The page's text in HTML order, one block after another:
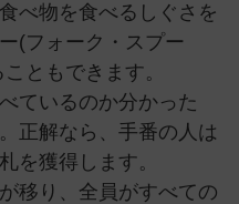
べ物を食べるしぐさを
(フォーク・スプー
ともできます。
ているのか分かった
正解なら、手番の人は
を獲得します。
移り、全員がすべての